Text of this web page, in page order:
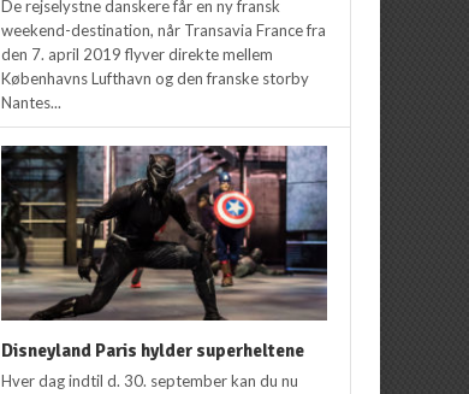
De rejselystne danskere får en ny fransk
weekend-destination, når Transavia France fra
den 7. april 2019 flyver direkte mellem
Københavns Lufthavn og den franske storby
Nantes...
Disneyland Paris hylder superheltene
Hver dag indtil d. 30. september kan du nu